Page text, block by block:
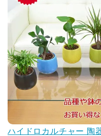
ハイドロカルチャー 陶